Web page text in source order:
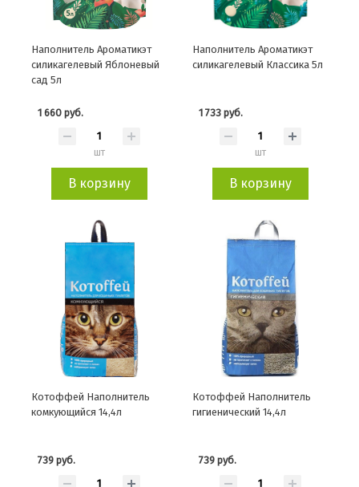
Наполнитель Ароматикэт
силикагелевый Яблоневый
сад 5л
1 660 руб.
шт
В корзину
Наполнитель Ароматикэт
силикагелевый Классика 5л
1 733 руб.
шт
В корзину
Котоффей Наполнитель
комкующийся 14,4л
739 руб.
Котоффей Наполнитель
гигиенический 14,4л
739 руб.